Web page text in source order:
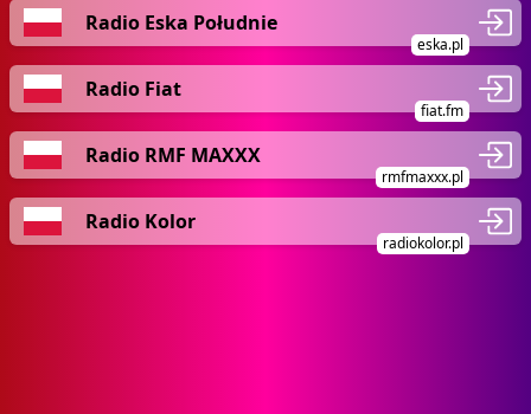
Radio Eska Południe
eska.pl
Radio Fiat
fiat.fm
Radio RMF MAXXX
rmfmaxxx.pl
Radio Kolor
radiokolor.pl